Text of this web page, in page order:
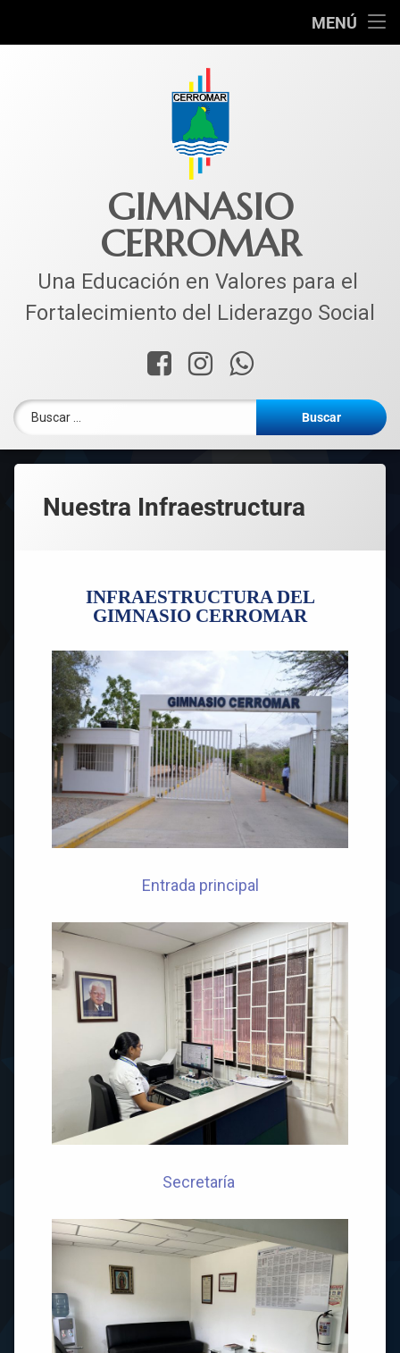
MENÚ
CONTACTO
GIMNASIO
CERROMAR
Una Educación en Valores para el
Fortalecimiento del Liderazgo Social
Facebook
InstagramWhatsApp
Nuestra Infraestructura
INFRAESTRUCTURA DEL
GIMNASIO CERROMAR
Entrada principal
Secretaría